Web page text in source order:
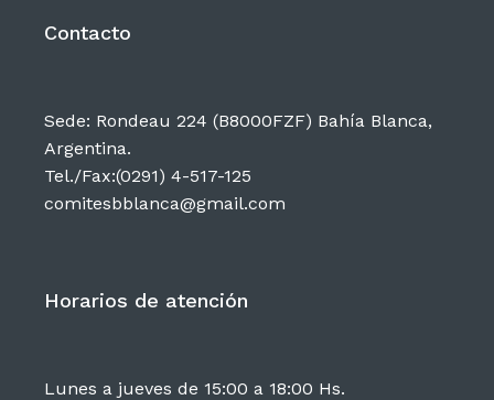
Contacto
Sede: Rondeau 224 (B8000FZF) Bahía Blanca,
Argentina.
Tel./Fax:(0291) 4-517-125
comitesbblanca@gmail.com
Horarios de atención
Lunes a jueves de 15:00 a 18:00 Hs.
Difusión